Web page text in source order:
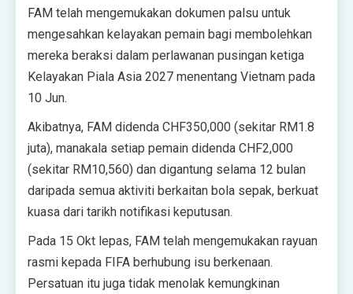
FAM telah mengemukakan dokumen palsu untuk
mengesahkan kelayakan pemain bagi membolehkan
mereka beraksi dalam perlawanan pusingan ketiga
Kelayakan Piala Asia 2027 menentang Vietnam pada
10 Jun.
Akibatnya, FAM didenda CHF350,000 (sekitar RM1.8
juta), manakala setiap pemain didenda CHF2,000
(sekitar RM10,560) dan digantung selama 12 bulan
daripada semua aktiviti berkaitan bola sepak, berkuat
kuasa dari tarikh notifikasi keputusan.
Pada 15 Okt lepas, FAM telah mengemukakan rayuan
rasmi kepada FIFA berhubung isu berkenaan.
Persatuan itu juga tidak menolak kemungkinan